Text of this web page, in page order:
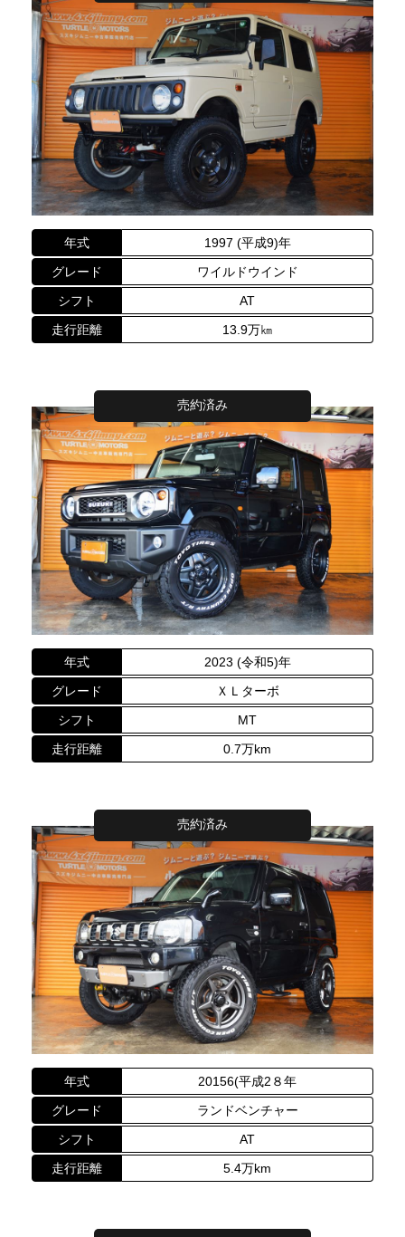
年式
1997 (平成9)年
グレード
ワイルドウインド
シフト
AT
走行距離
13.9万㎞
売約済み
年式
2023 (令和5)年
グレード
ＸＬターボ
シフト
MT
走行距離
0.7万km
売約済み
年式
20156(平成2８年
グレード
ランドベンチャー
シフト
AT
走行距離
5.4万km